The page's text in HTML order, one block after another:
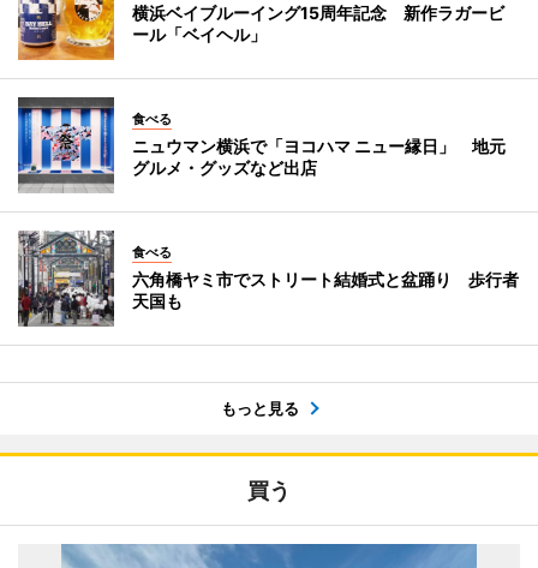
横浜ベイブルーイング15周年記念 新作ラガービ
ール「ベイヘル」
食べる
ニュウマン横浜で「ヨコハマ ニュー縁日」 地元
グルメ・グッズなど出店
食べる
六角橋ヤミ市でストリート結婚式と盆踊り 歩行者
天国も
もっと見る
買う